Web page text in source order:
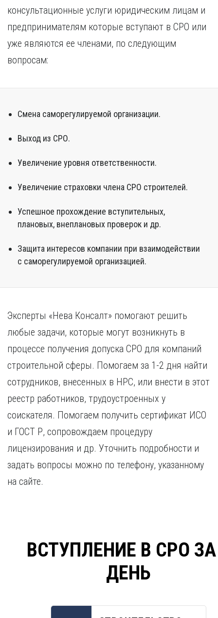
консультационные услуги юридическим лицам и
предпринимателям которые вступают в СРО или
уже являются ее членами, по следующим
вопросам:
Смена саморегулируемой организации.
Выход из СРО.
Увеличение уровня ответственности.
Увеличение страховки члена СРО строителей.
Успешное прохождение вступительных,
плановых, внеплановых проверок и др.
Защита интересов компании при взаимодействии
с саморегулируемой организацией.
Эксперты «Нева Консалт» помогают решить
любые задачи, которые могут возникнуть в
процессе получения допуска СРО для компаний
строительной сферы. Помогаем за 1-2 дня найти
сотрудников, внесенных в НРС, или внести в этот
реестр работников, трудоустроенных у
соискателя. Помогаем получить сертификат ИСО
и ГОСТ Р, сопровождаем процедуру
лицензирования и др. Уточнить подробности и
задать вопросы можно по телефону, указанному
на сайте.
ВСТУПЛЕНИЕ В СРО
ДЕНЬ